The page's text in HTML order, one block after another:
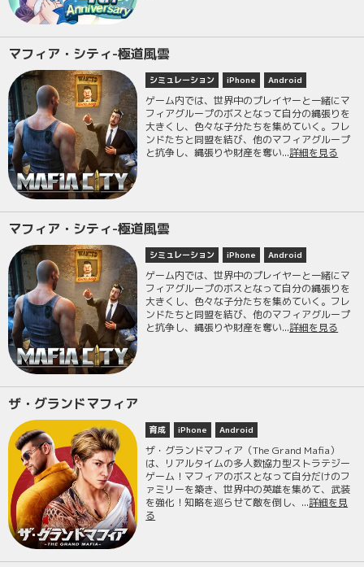
マフィア・シティ-極道風雲
シミュレーション iPhone Android
ゲーム内では、世界中のプレイヤーと一緒にマ
フィアグループのボスとなって自分の縄張りを
大きくし、色々な子分たちを集めていく。フレ
ンドたちと同盟を結び、他のマフィアグループ
と抗争し、縄張りや財産を奪い...詳細を見る
マフィア・シティ-極道風雲
シミュレーション iPhone Android
ゲーム内では、世界中のプレイヤーと一緒にマ
フィアグループのボスとなって自分の縄張りを
大きくし、色々な子分たちを集めていく。フレ
ンドたちと同盟を結び、他のマフィアグループ
と抗争し、縄張りや財産を奪い...詳細を見る
ザ・グランドマフィア
育成 iPhone Android
ザ・グランドマフィア（The Grand Mafia）
は、リアルタイムの多人数協力型ストラテジー
ゲーム！マフィアのボスとなって自分だけのフ
ァミリーを築き、世界中の英雄を集めて、武装
を強化！知略を巡らせて敵を倒し、...詳細を見
る